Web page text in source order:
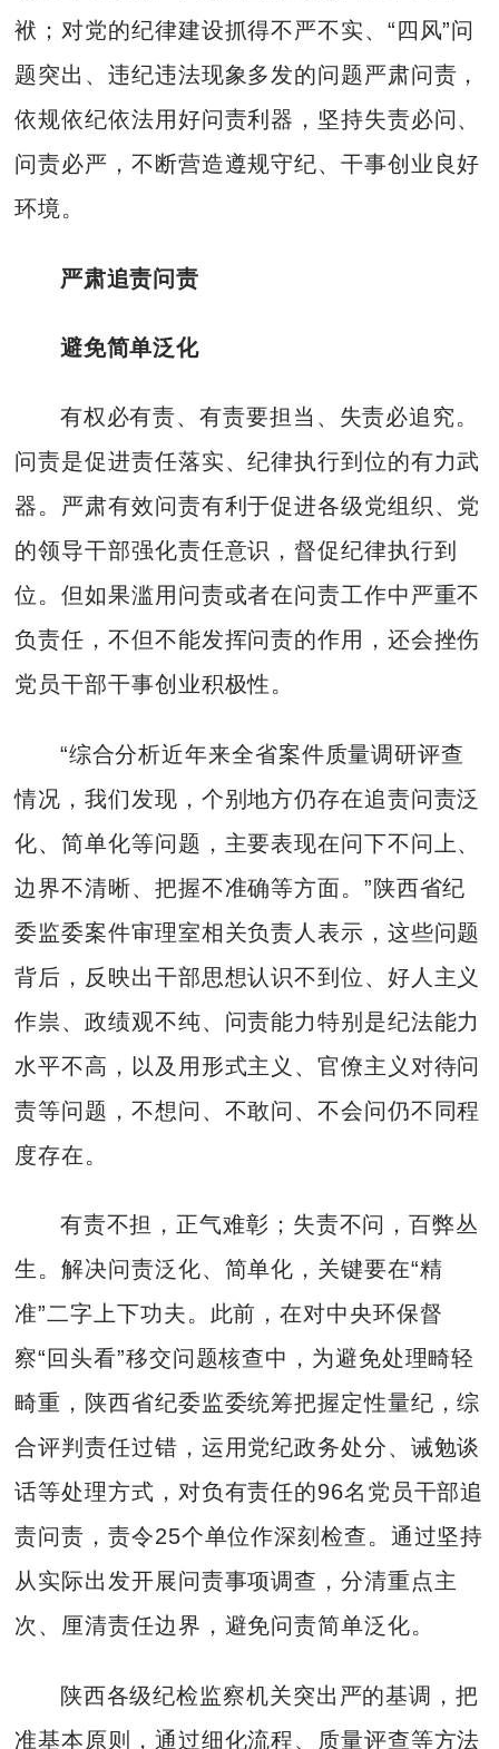
袱；对党的纪律建设抓得不严不实、“四风”问
题突出、违纪违法现象多发的问题严肃问责，
依规依纪依法用好问责利器，坚持失责必问、
问责必严，不断营造遵规守纪、干事创业良好
环境。
严肃追责问责
避免简单泛化
有权必有责、有责要担当、失责必追究。
问责是促进责任落实、纪律执行到位的有力武
器。严肃有效问责有利于促进各级党组织、党
的领导干部强化责任意识，督促纪律执行到
位。但如果滥用问责或者在问责工作中严重不
负责任，不但不能发挥问责的作用，还会挫伤
党员干部干事创业积极性。
“综合分析近年来全省案件质量调研评查
情况，我们发现，个别地方仍存在追责问责泛
化、简单化等问题，主要表现在问下不问上、
边界不清晰、把握不准确等方面。”陕西省纪
委监委案件审理室相关负责人表示，这些问题
背后，反映出干部思想认识不到位、好人主义
作祟、政绩观不纯、问责能力特别是纪法能力
水平不高，以及用形式主义、官僚主义对待问
责等问题，不想问、不敢问、不会问仍不同程
度存在。
有责不担，正气难彰；失责不问，百弊丛
生。解决问责泛化、简单化，关键要在“精
准”二字上下功夫。此前，在对中央环保督
察“回头看”移交问题核查中，为避免处理畸轻
畸重，陕西省纪委监委统筹把握定性量纪，综
合评判责任过错，运用党纪政务处分、诫勉谈
话等处理方式，对负有责任的96名党员干部追
责问责，责令25个单位作深刻检查。通过坚持
从实际出发开展问责事项调查，分清重点主
次、厘清责任边界，避免问责简单泛化。
陕西各级纪检监察机关突出严的基调，把
准基本原则，通过细化流程、质量评查等方法